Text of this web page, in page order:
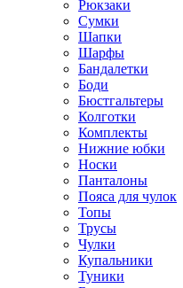
Рюкзаки
Сумки
Шапки
Шарфы
Бандалетки
Боди
Бюстгальтеры
Колготки
Комплекты
Нижние юбки
Носки
Панталоны
Поясa для чулок
Топы
Трусы
Чулки
Купальники
Туники